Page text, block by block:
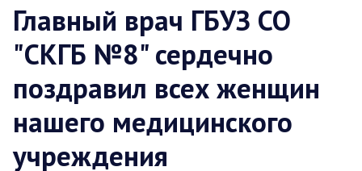
Главный врач ГБУЗ СО
"СКГБ №8" сердечно
поздравил всех женщин
нашего медицинского
учреждения